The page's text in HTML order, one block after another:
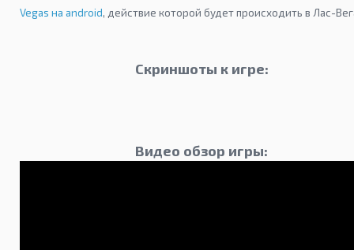
Vegas на android, действие которой будет происходить в Лас-
Скриншоты к игре:
Видео обзор игры: